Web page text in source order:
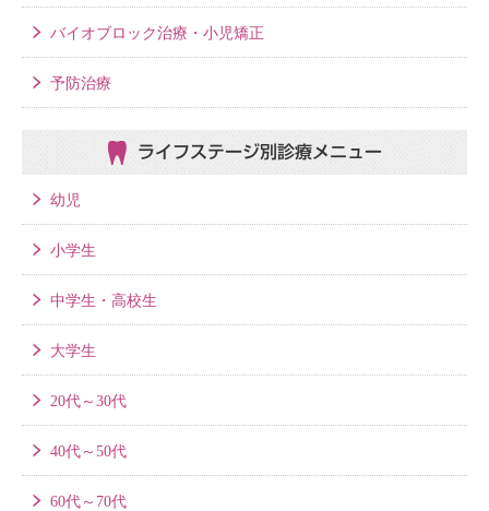
バイオブロック治療・小児矯正
予防治療
ライフステージ別 診療メニュー
幼児
小学生
中学生・高校生
大学生
20代～30代
40代～50代
60代～70代